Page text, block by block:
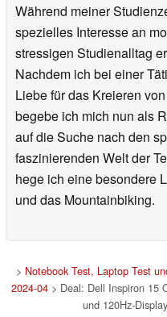
Während meiner
spezielles Interesse an
stressigen Studienalltag
Nachdem ich bei einer
Liebe für das Kreieren
begebe ich mich nun als
auf die Suche nach den
faszinierenden Welt der
hege ich eine besondere
und das Mountainbiking.
> Notebook Test, Laptop Test
2024-04 > Deal: Dell Inspiron 15
und 120Hz-